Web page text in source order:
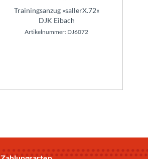
Trainingsanzug »sallerX.72«
DJK Eibach
Artikelnummer: DJ6072